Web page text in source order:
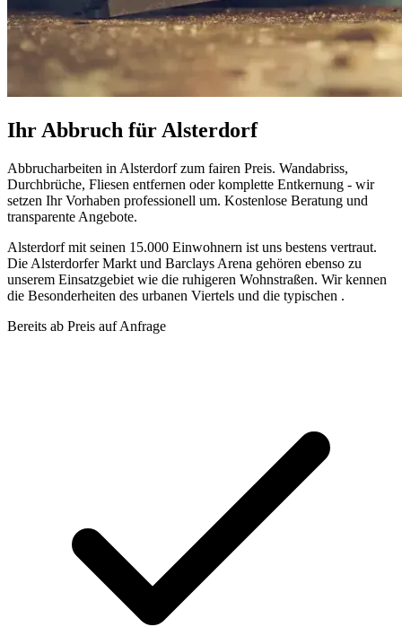
Ihr Abbruch für Alsterdorf
Abbrucharbeiten in Alsterdorf zum fairen Preis. Wandabriss,
Durchbrüche, Fliesen entfernen oder komplette Entkernung - wir
setzen Ihr Vorhaben professionell um. Kostenlose Beratung und
transparente Angebote.
Alsterdorf mit seinen 15.000 Einwohnern ist uns bestens vertraut.
Die Alsterdorfer Markt und Barclays Arena gehören ebenso zu
unserem Einsatzgebiet wie die ruhigeren Wohnstraßen. Wir kennen
die Besonderheiten des urbanen Viertels und die typischen .
Bereits ab Preis auf Anfrage